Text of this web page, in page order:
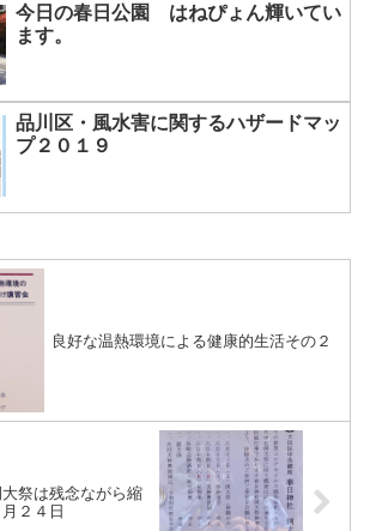
今日の春日公園 はねぴょん輝いてい
ます。
品川区・風水害に関するハザードマッ
プ２０１９
良好な温熱環境による健康的生活その２
祭は残念ながら縮
２４日